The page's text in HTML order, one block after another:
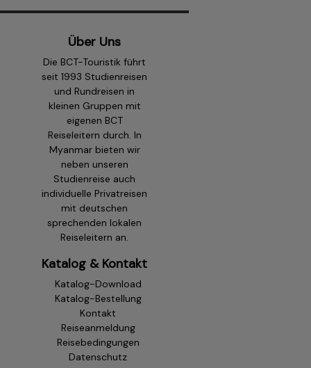
Über Uns
Die BCT-Touristik führt
seit 1993 Studienreisen
und Rundreisen in
kleinen Gruppen mit
eigenen BCT
Reiseleitern durch. In
Myanmar bieten wir
neben unseren
Studienreise auch
individuelle Privatreisen
mit deutschen
sprechenden lokalen
Reiseleitern an.
Katalog & Kontakt
Katalog-Download
Katalog-Bestellung
Kontakt
Reiseanmeldung
Reisebedingungen
Datenschutz